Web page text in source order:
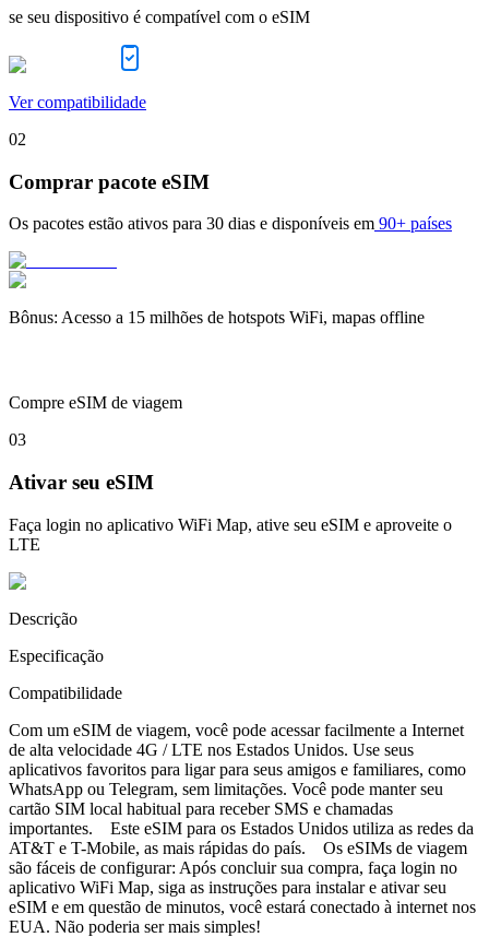
se seu dispositivo é compatível com o eSIM
Ver compatibilidade
02
Comprar pacote eSIM
Os pacotes estão ativos para 30 dias e disponíveis em 90+ países
Bônus: Acesso a 15 milhões de hotspots WiFi, mapas offline
Compre eSIM de viagem
03
Ativar seu eSIM
Faça login no aplicativo WiFi Map, ative seu eSIM e aproveite o
LTE
Descrição
Especificação
Compatibilidade
Com um eSIM de viagem, você pode acessar facilmente a Internet
de alta velocidade 4G / LTE nos Estados Unidos. Use seus
aplicativos favoritos para ligar para seus amigos e familiares, como
WhatsApp ou Telegram, sem limitações. Você pode manter seu
cartão SIM local habitual para receber SMS e chamadas
importantes. Este eSIM para os Estados Unidos utiliza as redes da
AT&T e T-Mobile, as mais rápidas do país. Os eSIMs de viagem
são fáceis de configurar: Após concluir sua compra, faça login no
aplicativo WiFi Map, siga as instruções para instalar e ativar seu
eSIM e em questão de minutos, você estará conectado à internet nos
EUA. Não poderia ser mais simples!